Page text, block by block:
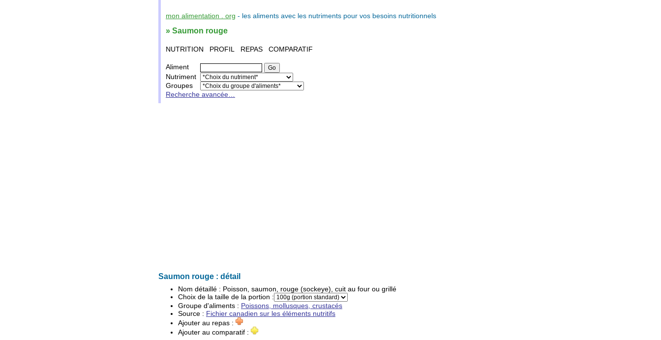
mon alimentation . org - les aliments avec les nutriments pour vos besoins nutritionnels
» Saumon rouge
NUTRITION PROFIL REPAS COMPARATIF
Aliment
Nutriment
Groupes
Recherche avancée…
Saumon rouge : détail
Nom détaillé : Poisson, saumon, rouge (sockeye), cuit au four ou grillé
Choix de la taille de la portion :
Groupe d'aliments : Poissons, mollusques, crustacés
Source : Fichier canadien sur les éléments nutritifs
Ajouter au repas :
Ajouter au comparatif :